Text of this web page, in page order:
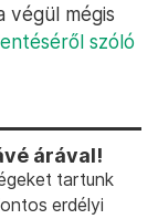
végül mégis
szóló
árával!
tartunk
erdélyi